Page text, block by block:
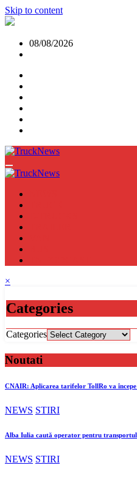
Skip to content
08/08/2026
×
Categories
Categories
Noutati
CNAIR: Aplicarea tarifelor TollRo va
NEWS STIRI
Alba Iulia caută operator pentru
NEWS STIRI